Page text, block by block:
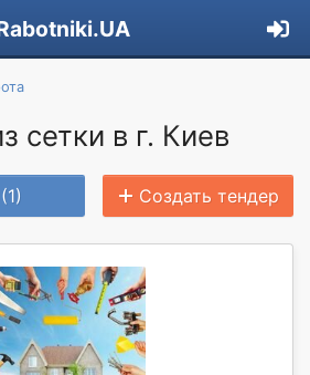
сетки в г. Киев
Создать тендер